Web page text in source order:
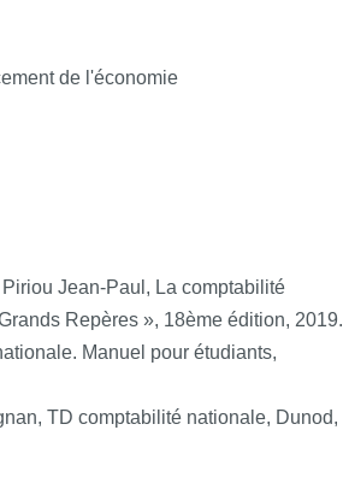
de l'économie
Jean-Paul, La comptabilité
Repères », 18ème édition, 2019.
Manuel pour étudiants,
TD comptabilité nationale, Dunod,